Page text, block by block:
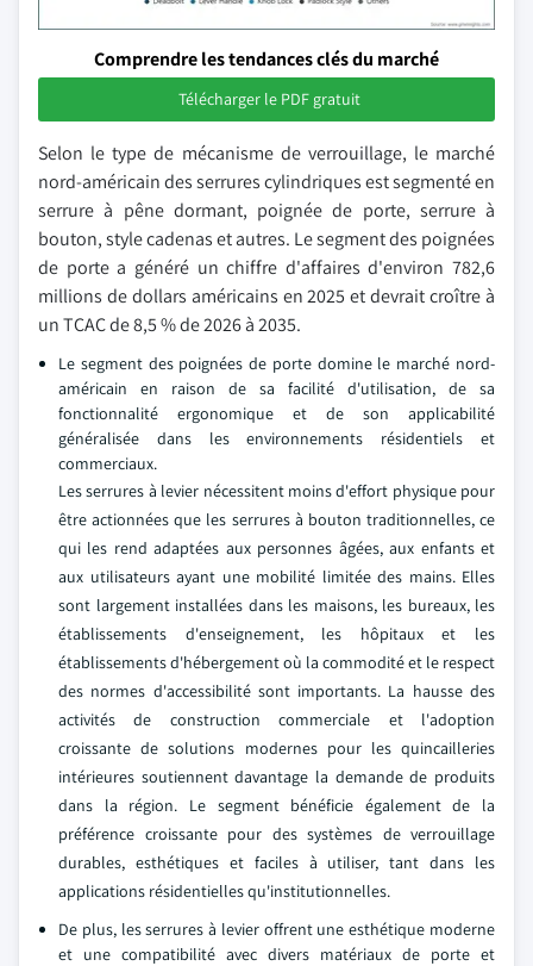
Comprendre les tendances clés du marché
Télécharger le PDF gratuit
Selon le type de mécanisme de verrouillage, le marché
nord-américain des serrures cylindriques est segmenté en
serrure à pêne dormant, poignée de porte, serrure à
bouton, style cadenas et autres. Le segment des poignées
de porte a généré un chiffre d'affaires d'environ 782,6
millions de dollars américains en 2025 et devrait croître à
un TCAC de 8,5 % de 2026 à 2035.
Le segment des poignées de porte domine le marché nord-
américain en raison de sa facilité d'utilisation, de sa
fonctionnalité ergonomique et de son applicabilité
généralisée dans les environnements résidentiels et
commerciaux.
Les serrures à levier nécessitent moins d'effort physique pour
être actionnées que les serrures à bouton traditionnelles, ce
qui les rend adaptées aux personnes âgées, aux enfants et
aux utilisateurs ayant une mobilité limitée des mains. Elles
sont largement installées dans les maisons, les bureaux, les
établissements d'enseignement, les hôpitaux et les
établissements d'hébergement où la commodité et le respect
des normes d'accessibilité sont importants. La hausse des
activités de construction commerciale et l'adoption
croissante de solutions modernes pour les quincailleries
intérieures soutiennent davantage la demande de produits
dans la région. Le segment bénéficie également de la
préférence croissante pour des systèmes de verrouillage
durables, esthétiques et faciles à utiliser, tant dans les
applications résidentielles qu'institutionnelles.
De plus, les serrures à levier offrent une esthétique moderne
et une compatibilité avec divers matériaux de porte et